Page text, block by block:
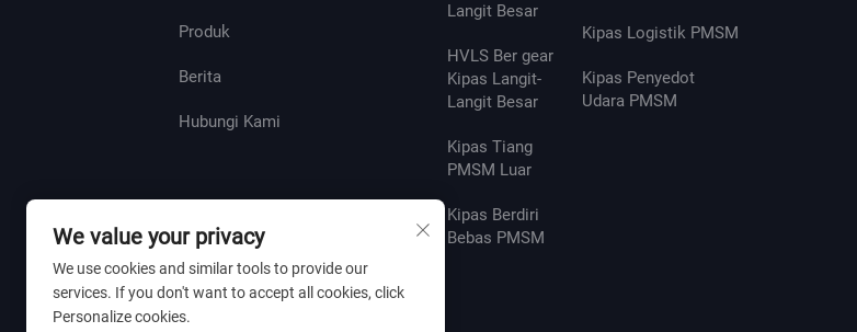
Produk
Berita
Hubungi Kami
Langit Besar
HVLS Ber gear
Kipas Langit-
Langit Besar
Kipas Tiang
PMSM Luar
Kipas Berdiri
Bebas PMSM
Kipas Logistik PMSM
Kipas Penyedot
Udara PMSM
We value your privacy
We use cookies and similar tools to provide our
services. If you don't want to accept all cookies, click
Personalize cookies.